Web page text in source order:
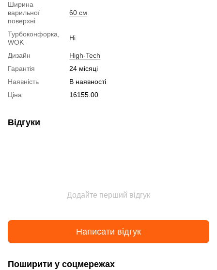
Ширина
варильної
поверхні
60 см
Турбоконфорка,
WOK
Ні
Дизайн
High-Tech
Гарантія
24 місяці
Наявність
В наявності
Ціна
16155.00
Відгуки
Додайте перший відгук
Написати відгук
Поширити у соцмережах